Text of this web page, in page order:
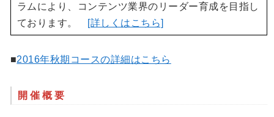
ラムにより、コンテンツ業界のリーダー育成を目指し
ております。
[詳しくはこちら]
■2016年秋期コースの詳細はこちら
開催概要